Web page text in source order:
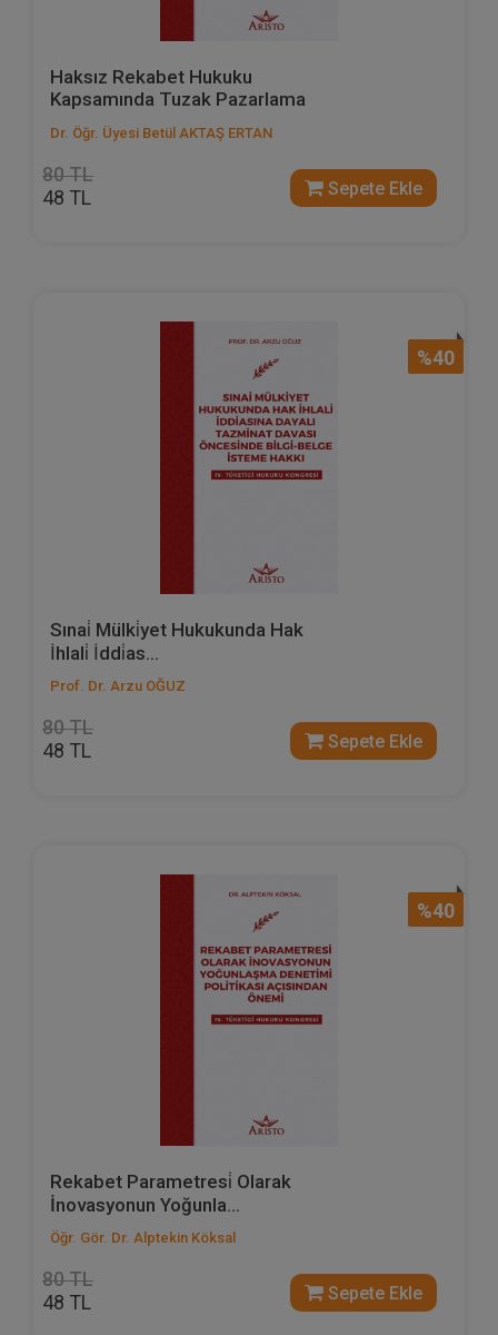
Haksız Rekabet Hukuku
Kapsamında Tuzak Pazarlama
Dr. Öğr. Üyesi Betül AKTAŞ ERTAN
80 TL
48 TL Sepete Ekle
%40
Sınai̇ Mülki̇yet Hukukunda Hak
İhlali̇ İddi̇as...
Prof. Dr. Arzu OĞUZ
80 TL
48 TL Sepete Ekle
%40
Rekabet Parametresi̇ Olarak
İnovasyonun Yoğunla...
Öğr. Gör. Dr. Alptekin Köksal
80 TL
48 TL Sepete Ekle